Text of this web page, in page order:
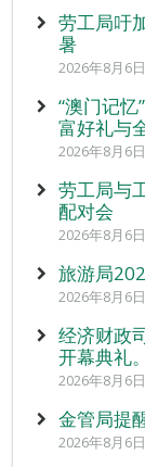
劳工局吁
暑
2026年8月6
“澳门记
富好礼与
2026年8月6
劳工局与
配对会
2026年8月6
旅游局
2026年8月6
经济财政
开幕典礼。
2026年8月6
金管局提
2026年8月6